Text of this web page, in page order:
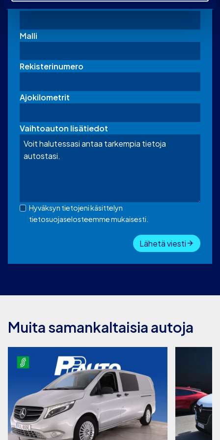
Merkki
Malli
Rekisterinumero
Ajokilometrit
Vaihtoauton lisätiedot
Hyväksyn tietojeni käsittelyn
tietosuojaselosteemme mukaisesti.
Lähetä viesti
Muita samankaltaisia autoja